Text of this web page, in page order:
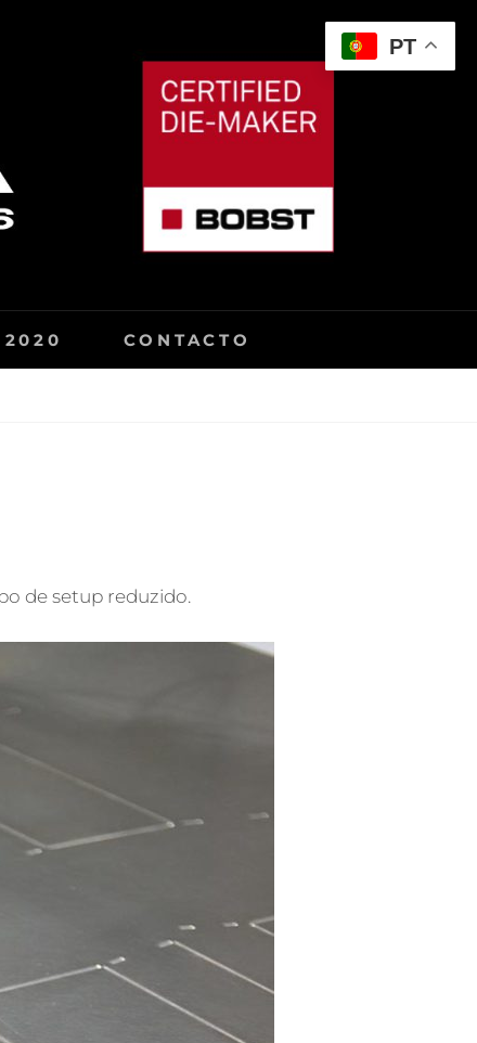
2020 CONTACTO
de setup reduzido.
PT